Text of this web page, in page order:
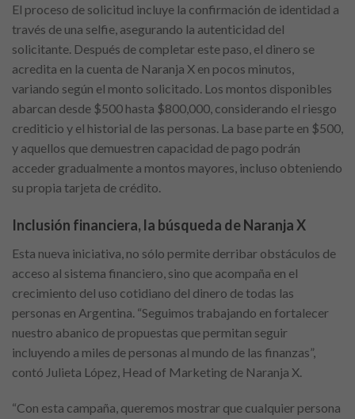
El proceso de solicitud incluye la confirmación de identidad a
través de una selfie, asegurando la autenticidad del
solicitante. Después de completar este paso, el dinero se
acredita en la cuenta de Naranja X en pocos minutos,
variando según el monto solicitado. Los montos disponibles
abarcan desde $500 hasta $800,000, considerando el riesgo
crediticio y el historial de las personas. La base parte en $500,
y aquellos que demuestren capacidad de pago podrán
acceder gradualmente a montos mayores, incluso obteniendo
su propia tarjeta de crédito.
Inclusión financiera, la búsqueda de Naranja X
Esta nueva iniciativa, no sólo permite derribar obstáculos de
acceso al sistema financiero, sino que acompaña en el
crecimiento del uso cotidiano del dinero de todas las
personas en Argentina. “Seguimos trabajando en fortalecer
nuestro abanico de propuestas que permitan seguir
incluyendo a miles de personas al mundo de las finanzas”,
contó Julieta López, Head of Marketing de Naranja X.
“Con esta campaña, queremos mostrar que cualquier persona